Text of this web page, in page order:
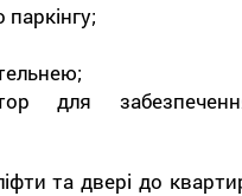
для
та двері до